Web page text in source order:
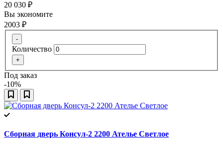
20 030 ₽
Вы экономите
2003 ₽
-
Количество
+
Под заказ
-10%
Сборная дверь Консул-2 2200 Ателье Светлое